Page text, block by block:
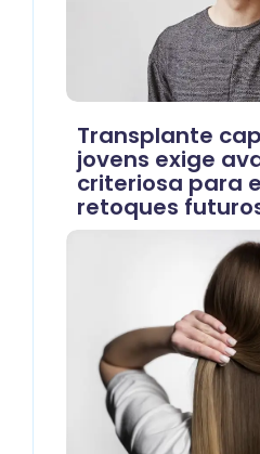
Transplante
jovens exige
criteriosa para
retoques